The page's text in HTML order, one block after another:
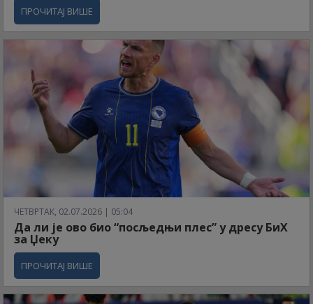
ПРОЧИТАЈ ВИШЕ
ЧЕТВРТАК, 02.07.2026 | 05:04
Да ли је ово био “посљедњи плес” у дресу БиХ
за Џеку
ПРОЧИТАЈ ВИШЕ